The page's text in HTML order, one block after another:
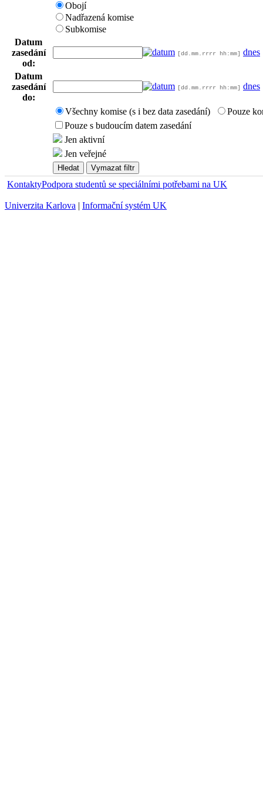
Obojí
Nadřazená komise
Subkomise
Datum
zasedání
od:
[dd.mm.rrrr hh:mm] dnes
Datum
zasedání
do:
[dd.mm.rrrr hh:mm] dnes
Všechny komise (s i bez data zasedání)
Pouze
Pouze s budoucím datem zasedání
Jen aktivní
Jen veřejné
KontaktyPodpora studentů se speciálními potřebami na UK
Univerzita Karlova | Informační systém UK